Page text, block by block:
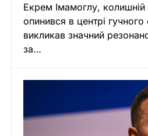
Екрем Імамоглу,
опинився в центрі
викликав значний
за…